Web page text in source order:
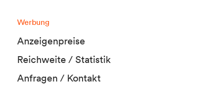
Werbung
Anzeigenpreise
Reichweite / Statistik
Anfragen / Kontakt